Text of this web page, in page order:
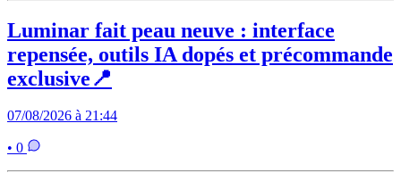
Luminar fait peau neuve : interface
repensée, outils IA dopés et précommande
exclusive📍
07/08/2026 à 21:44
• 0